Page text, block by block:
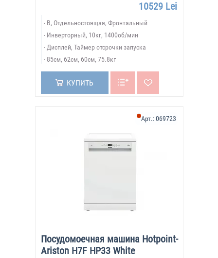
10529 Lei
B, Отдельностоящая, Фронтальный
Инверторный, 10кг, 1400об/мин
Дисплей, Таймер отсрочки запуска
85см, 62см, 60см, 75.8кг
КУПИТЬ
Посудомоечная машина Hotpoint-
Ariston H7F HP33 White
Арт.:069723